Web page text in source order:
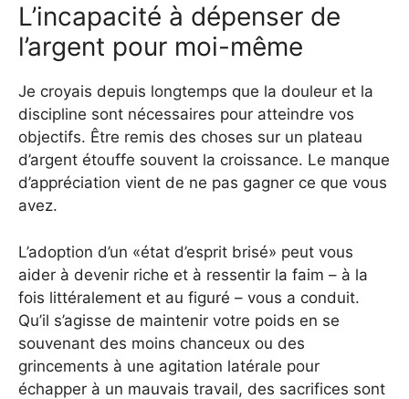
L’incapacité à dépenser de
l’argent pour moi-même
Je croyais depuis longtemps que la douleur et la
discipline sont nécessaires pour atteindre vos
objectifs. Être remis des choses sur un plateau
d’argent étouffe souvent la croissance. Le manque
d’appréciation vient de ne pas gagner ce que vous
avez.
L’adoption d’un «état d’esprit brisé» peut vous
aider à devenir riche et à ressentir la faim – à la
fois littéralement et au figuré – vous a conduit.
Qu’il s’agisse de maintenir votre poids en se
souvenant des moins chanceux ou des
grincements à une agitation latérale pour
échapper à un mauvais travail, des sacrifices sont